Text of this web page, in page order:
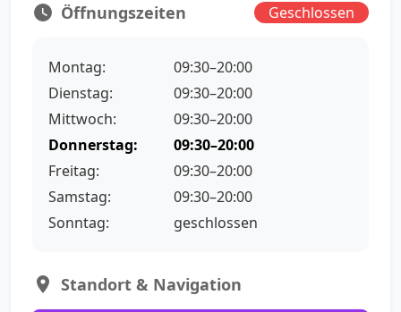
Öffnungszeiten Geschlossen
Montag:
09:30–20:00
Dienstag:
09:30–20:00
Mittwoch:
09:30–20:00
Donnerstag:
09:30–20:00
Freitag:
09:30–20:00
Samstag:
09:30–20:00
Sonntag:
geschlossen
Standort & Navigation